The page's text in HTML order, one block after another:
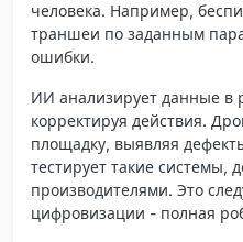
человека. Например,
траншеи по заданным
ошибки.
ИИ анализирует данные в
корректируя действия.
площадку, выявляя
тестирует такие системы,
производителями. Это
цифровизации - полная